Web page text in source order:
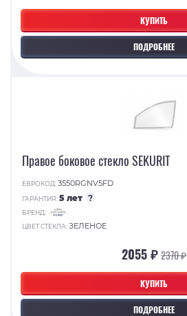
КУПИТЬ
ПОДРОБНЕЕ
КУПИТЬ
ПОДРОБНЕЕ
Правое боковое стекло SEKURIT
ЕВРОКОД:3550RGNV5FD
ГАРАНТИЯ:5 лет ?
БРЕНД:
ЦВЕТ СТЕКЛА:ЗЕЛЕНОЕ
2055 ₽2370 ₽